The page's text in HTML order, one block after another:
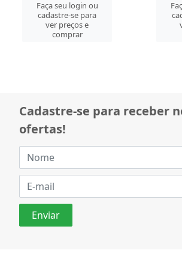
Faça seu login ou
cadastre-se para
ver preços e
comprar
Cadastre-se para receber
ofertas!